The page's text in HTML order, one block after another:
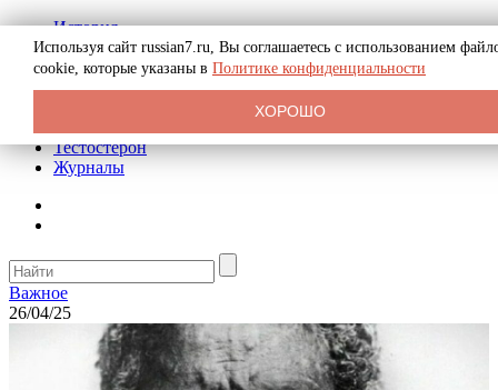
История
Биография
Криминал
Реклама на сайте
Тестостерон
Журналы
Важное
26/04/25
Используя сайт russian7.ru, Вы соглашаетесь с использованием
cookie, которые указаны в Политике конфиденциальности
ХОРОШО